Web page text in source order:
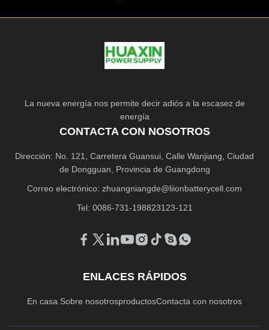
La nueva energía nos permite decir adiós a la escasez de
energía
CONTACTA CON NOSOTROS
Dirección: No. 121, Carretera Guansui, Calle Wanjiang, Ciudad
de Dongguan, Provincia de Guangdong
Correo electrónico: zhuangniangde@liionbatterycell.com
Tel: 0086-731-198823123-121
ENLACES RÁPIDOS
En casa. Sobre nosotrosproductosContacta con nosotros